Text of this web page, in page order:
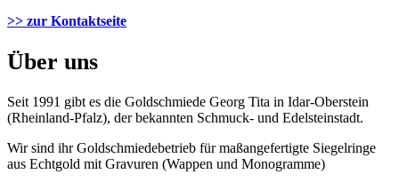
>> zur Kontaktseite
Über uns
Seit 1991 gibt es die Goldschmiede Georg Tita in Idar-Oberstein
(Rheinland-Pfalz), der bekannten Schmuck- und Edelsteinstadt.
Wir sind ihr Goldschmiedebetrieb für maßangefertigte Siegelringe
aus Echtgold mit Gravuren (Wappen und Monogramme)